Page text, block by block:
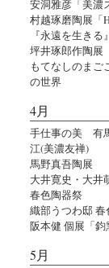
安洞雅彦「美濃
村越琢磨陶展「
『永遠を生き
坪井琢郎作陶展
もてなしのま
の世界
4月
手仕事の美 有
江(美濃友禅)
馬野真吾陶展
大井寛史・大井
春色陶器祭
織部うつわ邸 春
阪本健 個展「鈞
5月